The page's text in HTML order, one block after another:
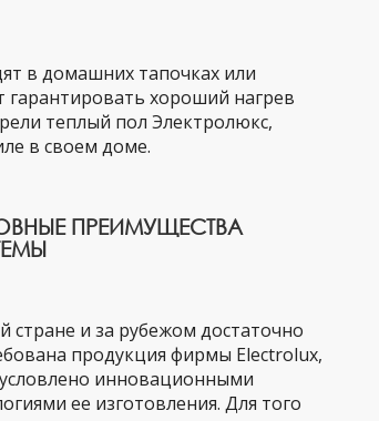
в домашних тапочках или
хороший нагрев
теплый пол Электролюкс,
в своем доме.
ПРЕИМУЩЕСТВА
стране и за рубежом достаточно
продукция фирмы Electrolux,
инновационными
ее изготовления. Для того